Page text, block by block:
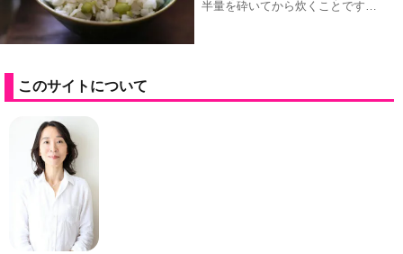
半量を砕いてから炊くことです…
このサイトについて